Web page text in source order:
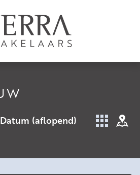
Datum (aflopend)